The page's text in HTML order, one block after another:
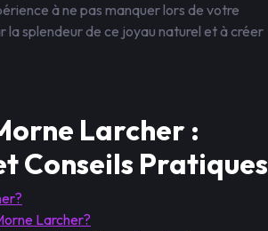
à ne pas manquer lors de votre
splendeur de ce joyau naturel et à créer
Larcher :
Conseils Pratiques
Larcher?